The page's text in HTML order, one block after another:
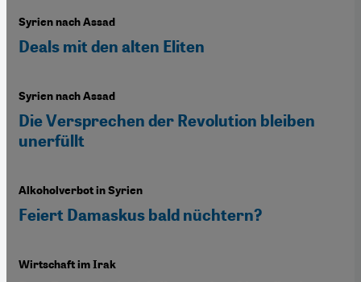
Syrien nach Assad
Deals mit den alten Eliten
Syrien nach Assad
Die Versprechen der Revolution bleiben
unerfüllt
Alkoholverbot in Syrien
Feiert Damaskus bald nüchtern?
Wirtschaft im Irak